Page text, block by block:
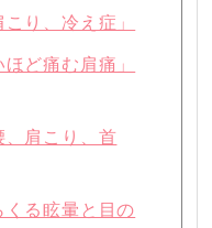
り、冷え症」
ど痛む肩痛」
肩こり、首
る眩暈と目の